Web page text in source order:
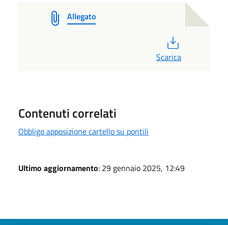
Allegato
Scarica
Contenuti correlati
Obbligo apposizione cartello su pontili
Ultimo aggiornamento: 29 gennaio 2025, 12:49